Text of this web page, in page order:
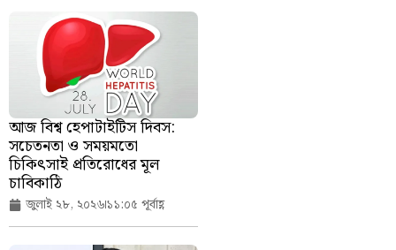
আজ বিশ্ব হেপাটাইটিস দিবস:
সচেতনতা ও সময়মতো
চিকিৎসাই প্রতিরোধের মূল
চাবিকাঠি
জুলাই ২৮, ২০২৬১১:০৫ পূর্বাহ্ণ